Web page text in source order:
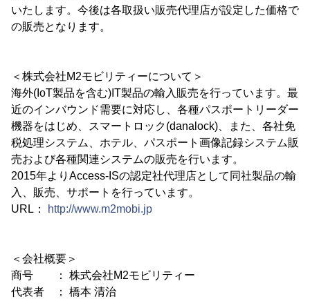
いたします。今後は各取扱い販売代理店が設定した価格で
の販売となります。
＜株式会社M2モビリティーについて＞
海外(IoT製品を含む)IT製品の輸入販売を行っています。最
近のインバウンド需要に対応し、各種パスポートリーダー
機器をはじめ、スマートロック(danalock)、また、各社免
税処理システム、ホテル、パスポート画像記録システム販
売および各種関連システムの販売を行います。
2015年よりAccess-ISの認定社代理店として同社製品の輸
入、販売、サポートを行っています。
URL：
http://www.m2mobi.jp
＜会社概要＞
商号 ： 株式会社M2モビリティー
代表者 ： 橋本 清治